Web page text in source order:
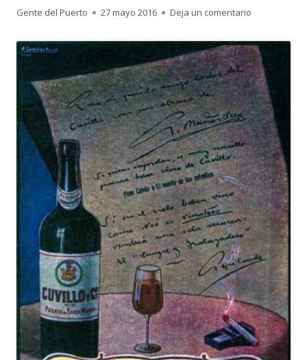
Autor
Gente del Puerto
Publicado
27 mayo 2016 Deja un comentario